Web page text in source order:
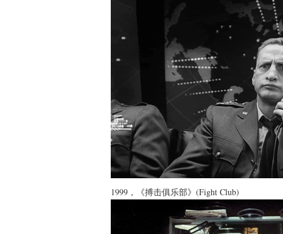
1999，《搏击俱乐部》(Fight Club)